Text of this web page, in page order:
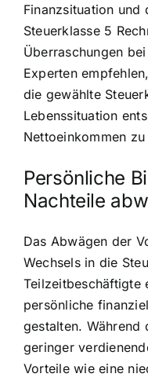
Finanzsituation und
Steuerklasse 5
Überraschungen
Experten
die gewählte
Lebenssituation
Nettoeinkommen
Persönliche
Nachteile
Das Abwägen der
Wechsels in die
Teilzeitbeschäftigte
persönliche
gestalten. Während
geringer
Vorteile wie eine